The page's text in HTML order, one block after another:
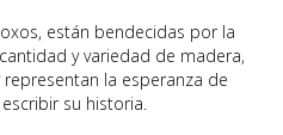
están bendecidas por la
y variedad de madera,
la esperanza de
su historia.